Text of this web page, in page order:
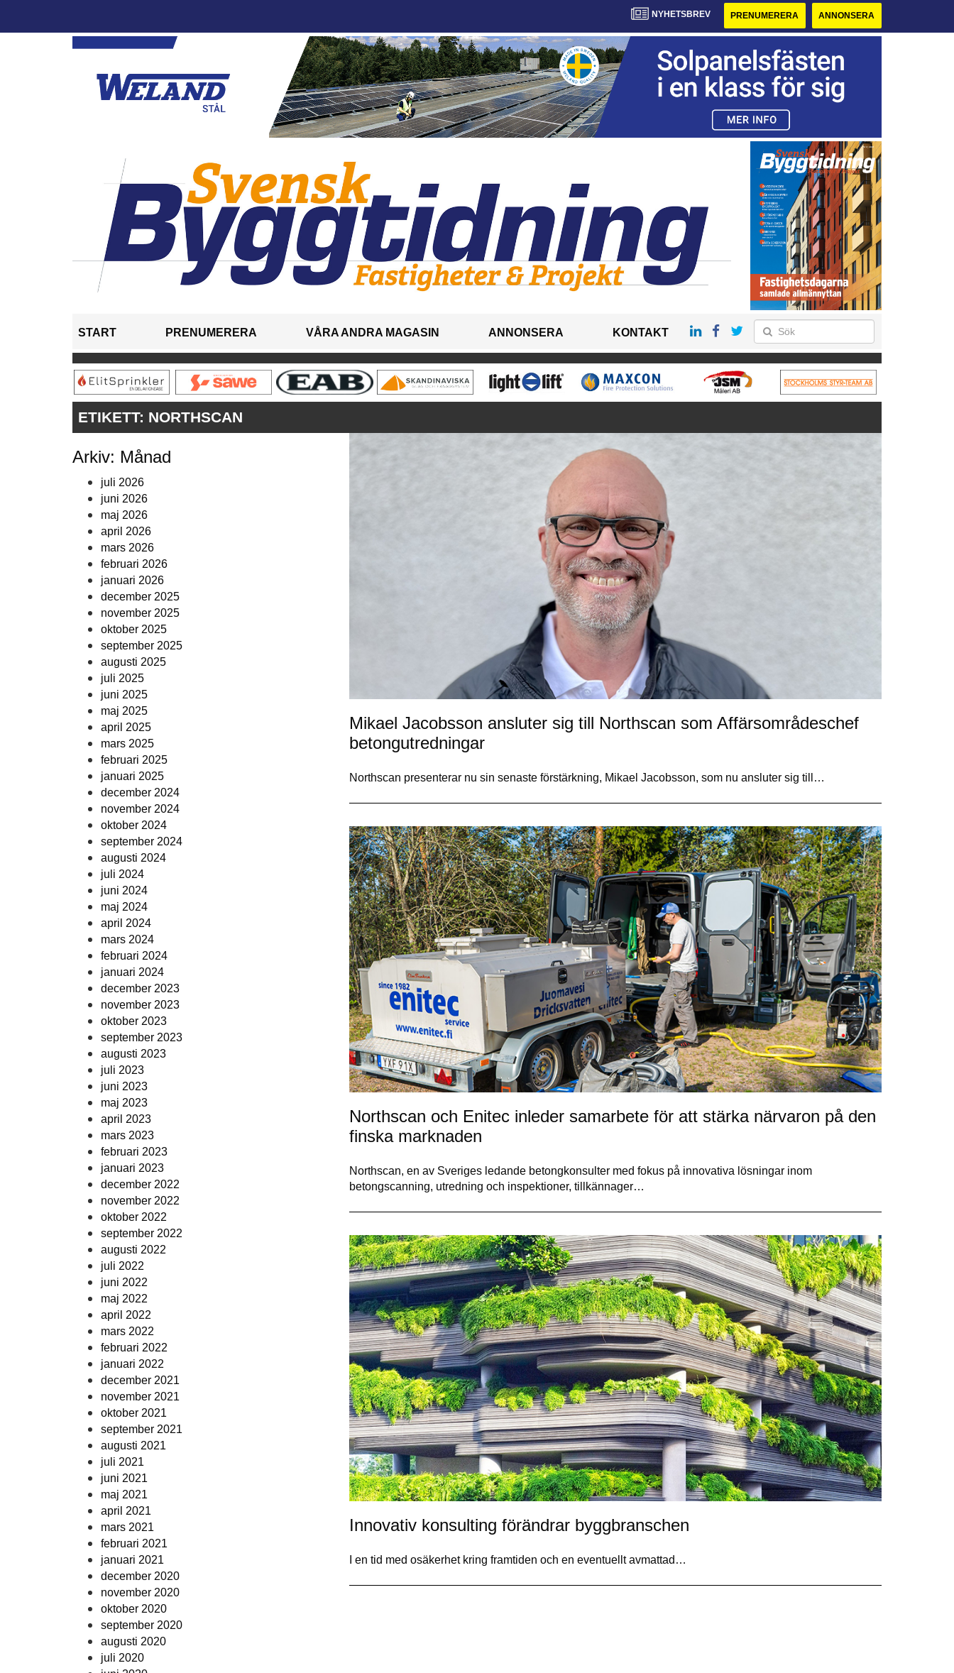
NYHETSBREV PRENUMERERA ANNONSERA
START PRENUMERERA VÅRA ANDRA MAGASIN ANNONSERA KONTAKT
ETIKETT: NORTHSCAN
Arkiv: Månad
juli 2026
juni 2026
maj 2026
april 2026
mars 2026
februari 2026
januari 2026
december 2025
november 2025
oktober 2025
september 2025
augusti 2025
juli 2025
juni 2025
maj 2025
april 2025
mars 2025
februari 2025
januari 2025
december 2024
november 2024
oktober 2024
september 2024
augusti 2024
juli 2024
juni 2024
maj 2024
april 2024
mars 2024
februari 2024
januari 2024
december 2023
november 2023
oktober 2023
september 2023
augusti 2023
juli 2023
juni 2023
maj 2023
april 2023
mars 2023
februari 2023
januari 2023
december 2022
november 2022
oktober 2022
september 2022
augusti 2022
juli 2022
juni 2022
maj 2022
april 2022
mars 2022
februari 2022
januari 2022
december 2021
november 2021
oktober 2021
september 2021
augusti 2021
juli 2021
juni 2021
maj 2021
april 2021
mars 2021
februari 2021
januari 2021
december 2020
november 2020
oktober 2020
september 2020
augusti 2020
juli 2020
Mikael Jacobsson ansluter sig till Northscan som Affärsområdeschef
betongutredningar
Northscan presenterar nu sin senaste förstärkning, Mikael Jacobsson, som nu ansluter sig till…
Northscan och Enitec inleder samarbete för att stärka närvaron på den
finska marknaden
Northscan, en av Sveriges ledande betongkonsulter med fokus på innovativa lösningar inom
betongscanning, utredning och inspektioner, tillkännager…
Innovativ konsulting förändrar byggbranschen
I en tid med osäkerhet kring framtiden och en eventuellt avmattad…